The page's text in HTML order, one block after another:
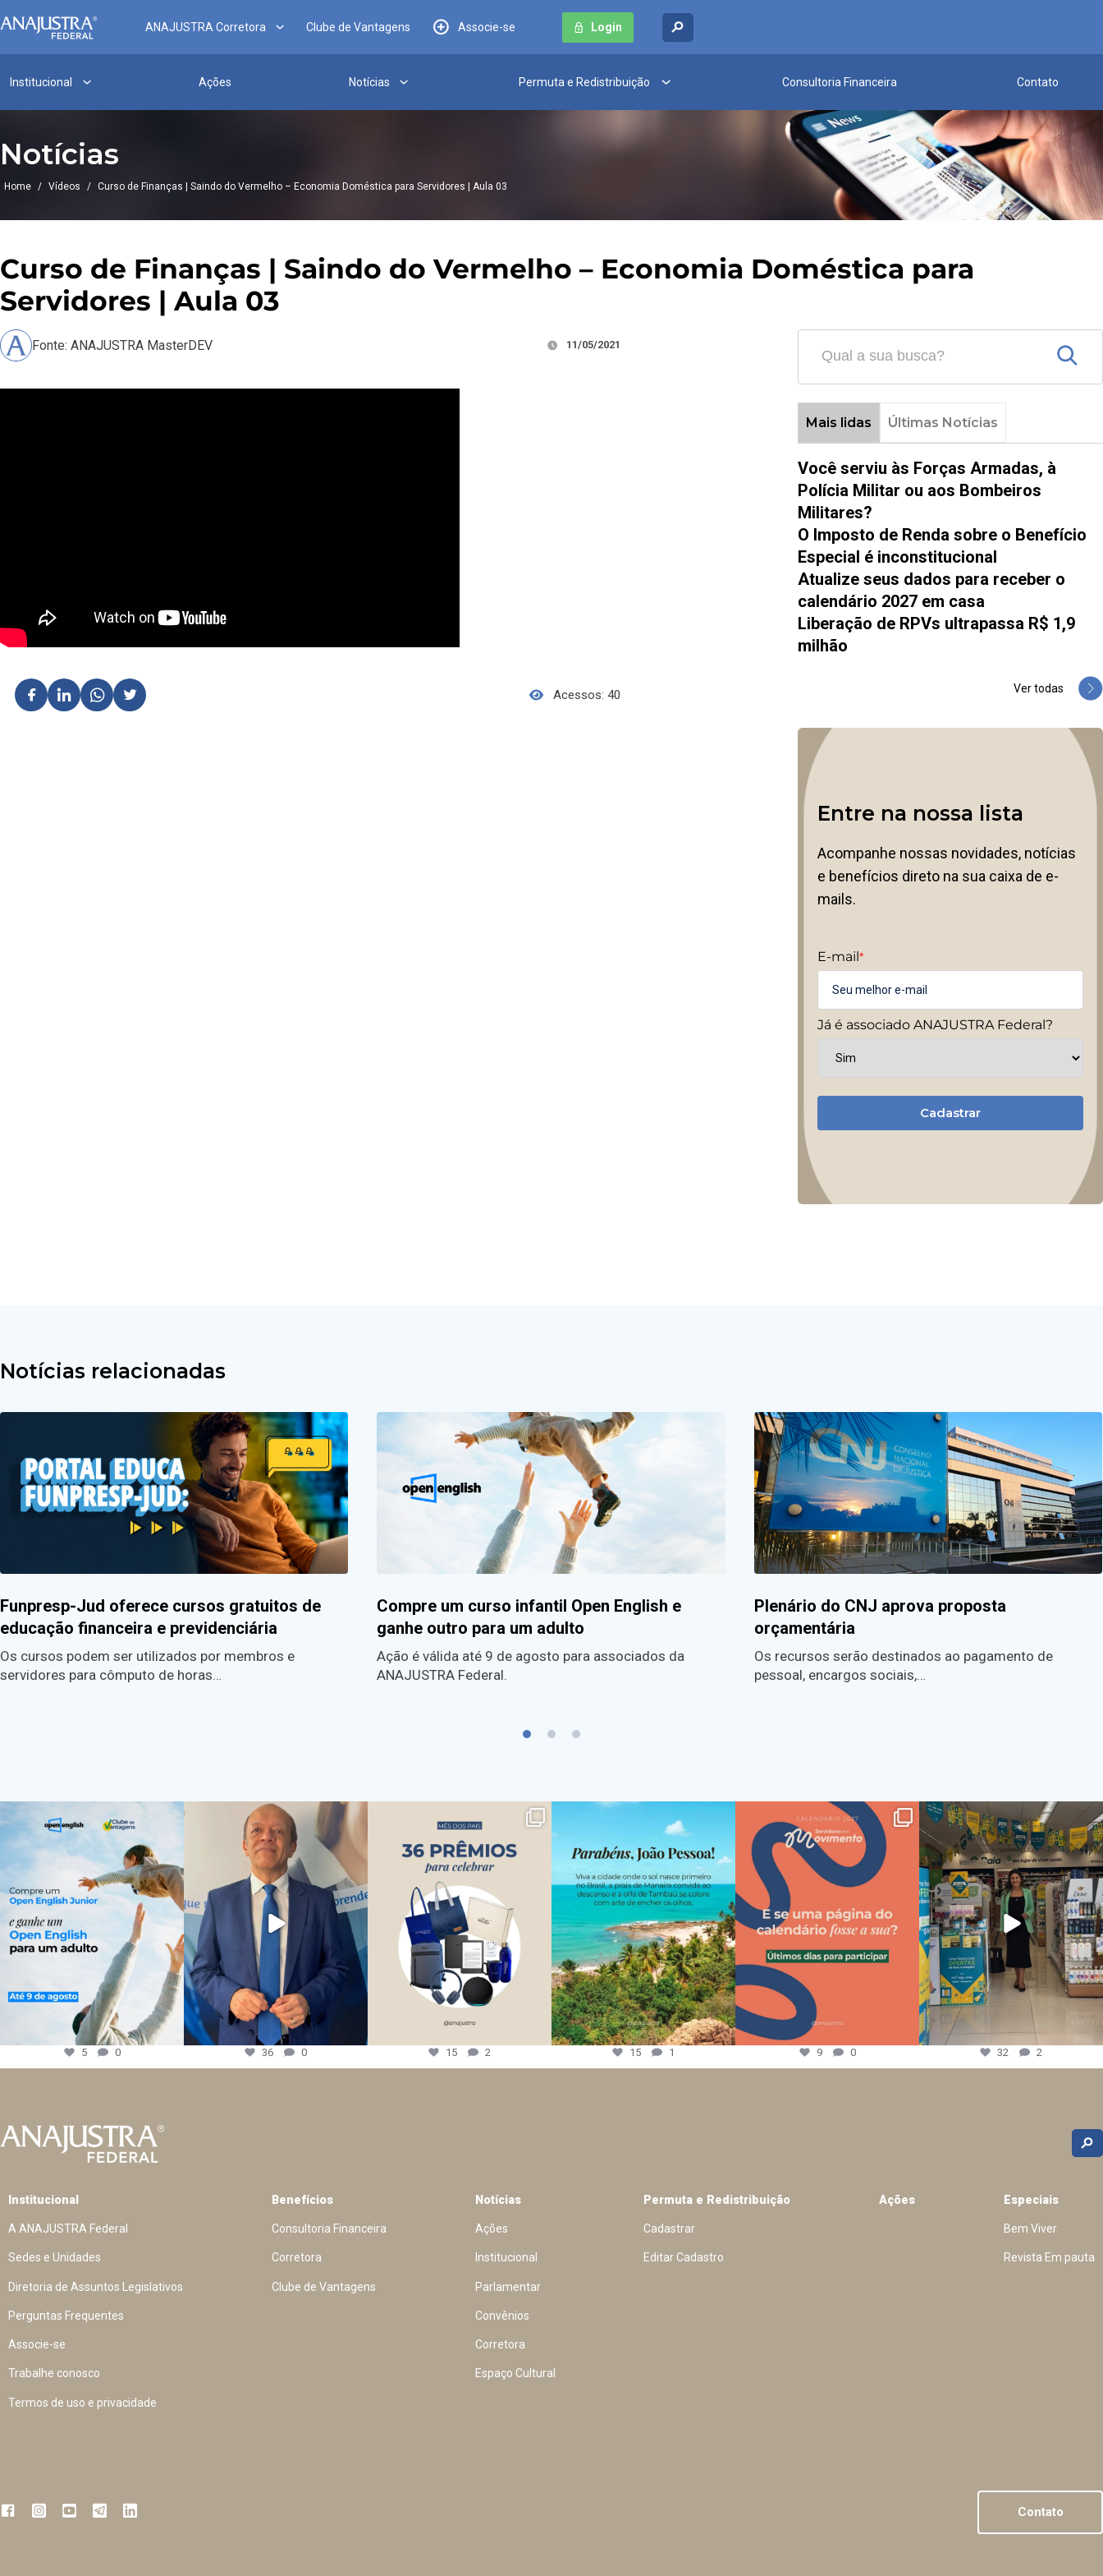
ANAJUSTRA Corretora Clube de Vantagens Associe-se Login
Institucional Ações Notícias Permuta e Redistribuição Consultoria Financeira Contato
Notícias
Home / Vídeos / Curso de Finanças | Saindo do Vermelho – Economia Doméstica para Servidores | Aula 03
Curso de Finanças | Saindo do Vermelho – Economia Doméstica para
Servidores | Aula 03
Fonte: ANAJUSTRA MasterDEV 11/05/2021
Acessos: 40
Mais lidas Últimas Notícias
Você serviu às Forças Armadas, à
Polícia Militar ou aos Bombeiros
Militares?
O Imposto de Renda sobre o Benefício
Especial é inconstitucional
Atualize seus dados para receber o
calendário 2027 em casa
Liberação de RPVs ultrapassa R$ 1,9
milhão
Ver todas
Entre na nossa lista
Acompanhe nossas novidades, notícias
e benefícios direto na sua caixa de e-
mails.
E-mail *
Já é associado ANAJUSTRA Federal?
Cadastrar
Notícias relacionadas
Funpresp-Jud oferece cursos gratuitos de
educação financeira e previdenciária
Os cursos podem ser utilizados por membros e
servidores para cômputo de horas…
Compre um curso infantil Open English e
ganhe outro para um adulto
Ação é válida até 9 de agosto para associados da
ANAJUSTRA Federal.
Plenário do CNJ aprova proposta
orçamentária
Os recursos serão destinados ao pagamento de
pessoal, encargos sociais,…
5 0 36 0 15 2 15 1 9 0 32 2
Institucional
A ANAJUSTRA Federal
Sedes e Unidades
Diretoria de Assuntos Legislativos
Perguntas Frequentes
Associe-se
Trabalhe conosco
Termos de uso e privacidade
Benefícios
Consultoria Financeira
Corretora
Clube de Vantagens
Notícias
Ações
Institucional
Parlamentar
Convênios
Corretora
Espaço Cultural
Permuta e Redistribuição
Cadastrar
Editar Cadastro
Ações Especiais
Bem Viver
Revista Em pauta
Contato